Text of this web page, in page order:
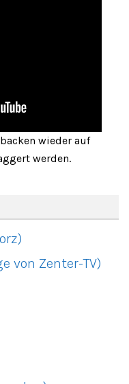
wieder auf
werden.
von Zenter-TV)